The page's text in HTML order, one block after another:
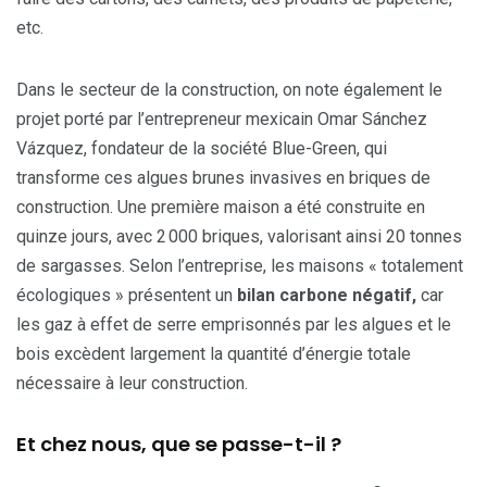
etc.
Dans le secteur de la construction, on note également le
projet porté par l’entrepreneur mexicain Omar Sánchez
Vázquez, fondateur de la société Blue-Green, qui
transforme ces algues brunes invasives en briques de
construction. Une première maison a été construite en
quinze jours, avec 2 000 briques, valorisant ainsi 20 tonnes
de sargasses. Selon l’entreprise, les maisons « totalement
écologiques » présentent un bilan carbone négatif, car
les gaz à effet de serre emprisonnés par les algues et le
bois excèdent largement la quantité d’énergie totale
nécessaire à leur construction.
Et chez nous, que se passe-t-il ?